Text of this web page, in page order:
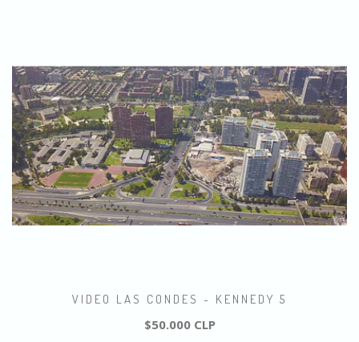
VIDEO LAS CONDES - KENNEDY 5
$50.000 CLP